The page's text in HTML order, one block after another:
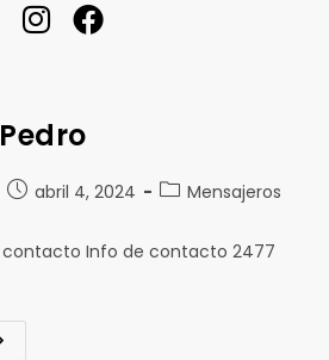
abril 4, 2024 Mensajeros
Info de contacto 2477